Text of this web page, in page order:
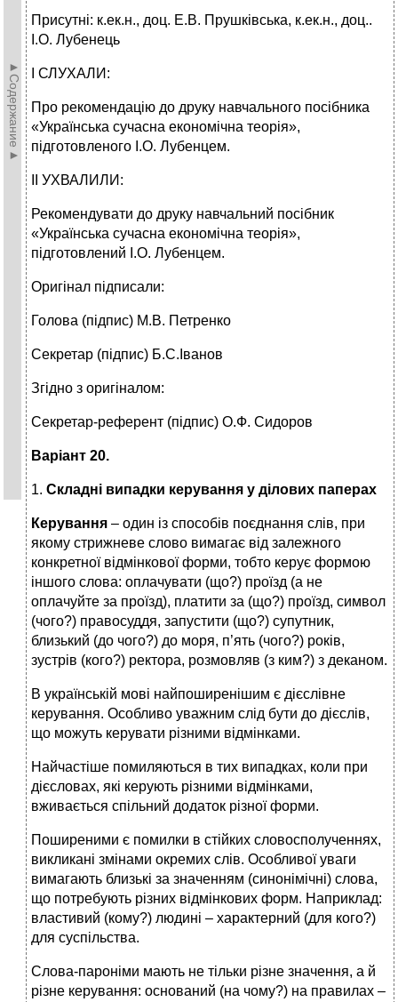
►Содержание►
Присутні: к.ек.н., доц. Е.В. Прушківська, к.ек.н., доц..
І.О. Лубенець
І СЛУХАЛИ:
Про рекомендацію до друку навчального посібника
«Українська сучасна економічна теорія»,
підготовленого І.О. Лубенцем.
ІІ УХВАЛИЛИ:
Рекомендувати до друку навчальний посібник
«Українська сучасна економічна теорія»,
підготовлений І.О. Лубенцем.
Оригінал підписали:
Голова (підпис) М.В. Петренко
Секретар (підпис) Б.С.Іванов
Згідно з оригіналом:
Секретар-референт (підпис) О.Ф. Сидоров
Варіант 20.
1. Складні випадки керування у ділових паперах
Керування – один із способів поєднання слів, при
якому стрижневе слово вимагає від залежного
конкретної відмінкової форми, тобто керує формою
іншого слова: оплачувати (що?) проїзд (а не
оплачуйте за проїзд), платити за (що?) проїзд, символ
(чого?) правосуддя, запустити (що?) супутник,
близький (до чого?) до моря, п’ять (чого?) років,
зустрів (кого?) ректора, розмовляв (з ким?) з деканом.
В українській мові найпоширенішим є дієслівне
керування. Особливо уважним слід бути до дієслів,
що можуть керувати різними відмінками.
Найчастіше помиляються в тих випадках, коли при
дієсловах, які керують різними відмінками,
вживається спільний додаток різної форми.
Поширеними є помилки в стійких словосполученнях,
викликані змінами окремих слів. Особливої уваги
вимагають близькі за значенням (синонімічні) слова,
що потребують різних відмінкових форм. Наприклад:
властивий (кому?) людині – характерний (для кого?)
для суспільства.
Слова-пароніми мають не тільки різне значення, а й
різне керування: оснований (на чому?) на правилах –